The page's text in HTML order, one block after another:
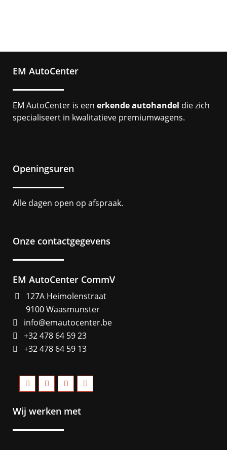
EM AutoCenter
EM AutoCenter is een erkende autohandel die zich
specialiseert in kwalitatieve premiumwagens.
Openingsuren
Alle dagen open op afspraak.
Onze contactgegevens
EM AutoCenter CommV
127A Heimolenstraat
9100 Waasmunster
info@emautocenter.be
+32 478 64 59 23
+32 478 64 59 13
Wij werken met